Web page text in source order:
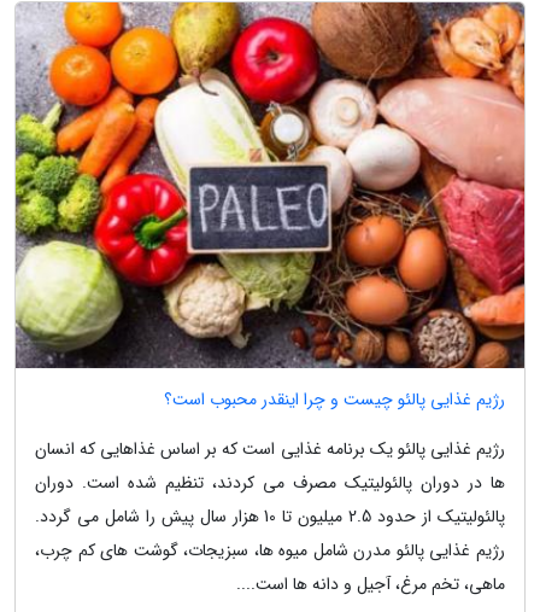
رژیم غذایی پالئو چیست و چرا اینقدر محبوب است؟
رژیم غذایی پالئو یک برنامه غذایی است که بر اساس غذاهایی که انسان
ها در دوران پالئولیتیک مصرف می کردند، تنظیم شده است. دوران
پالئولیتیک از حدود 2.5 میلیون تا 10 هزار سال پیش را شامل می گردد.
رژیم غذایی پالئو مدرن شامل میوه ها، سبزیجات، گوشت های کم چرب،
ماهی، تخم مرغ، آجیل و دانه ها است....